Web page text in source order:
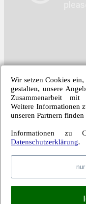
Kategorien:Bundesliga,
Nürnberg,Dennis
Jarstein,Tobias Welz ,
Ein Kommentar
Schreibe einen
Blauer Montag
27. August 2018
„Herthas Spieler
Ondrej Duda mit
steht der Ondrej
Wir setzen Cookies
gestalten, unsere
Zusammenarbeit mit
Weitere Informationen
unseren Partnern
Informationen zu
Datenschutzerklärung.